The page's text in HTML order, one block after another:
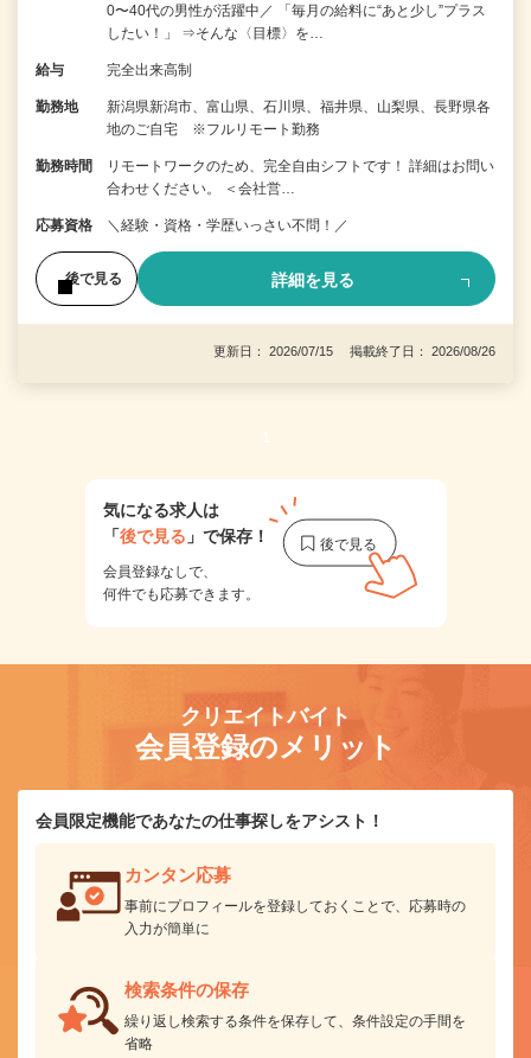
0〜40代の男性が活躍中／ 「毎月の給料に“あと少し”プラス
したい！」 ⇒そんな〈目標〉を…
給与 完全出来高制
勤務地
新潟県新潟市、富山県、石川県、福井県、山梨県、長野県各
地のご自宅 ※フルリモート勤務
勤務時間
リモートワークのため、完全自由シフトです！ 詳細はお問い
合わせください。 ＜会社営…
応募資格 ＼経験・資格・学歴いっさい不問！／
後で見る 詳細を見る
更新日： 2026/07/15 掲載終了日： 2026/08/26
1
気になる求人は
「後で見る 」で保存！
会員登録なしで、
何件でも応募できます。
クリエイトバイト
会員登録のメリット
会員限定機能であなたの仕事探しをアシスト！
カンタン応募
事前にプロフィールを登録しておくことで、応募時の
入力が簡単に
検索条件の保存
繰り返し検索する条件を保存して、条件設定の手間を
省略